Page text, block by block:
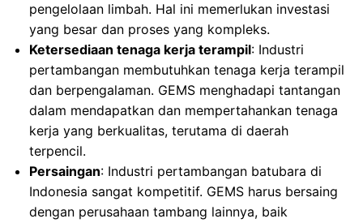
pengelolaan limbah. Hal ini memerlukan investasi
yang besar dan proses yang kompleks.
Ketersediaan tenaga kerja terampil: Industri
pertambangan membutuhkan tenaga kerja terampil
dan berpengalaman. GEMS menghadapi tantangan
dalam mendapatkan dan mempertahankan tenaga
kerja yang berkualitas, terutama di daerah
terpencil.
Persaingan: Industri pertambangan batubara di
Indonesia sangat kompetitif. GEMS harus bersaing
dengan perusahaan tambang lainnya, baik